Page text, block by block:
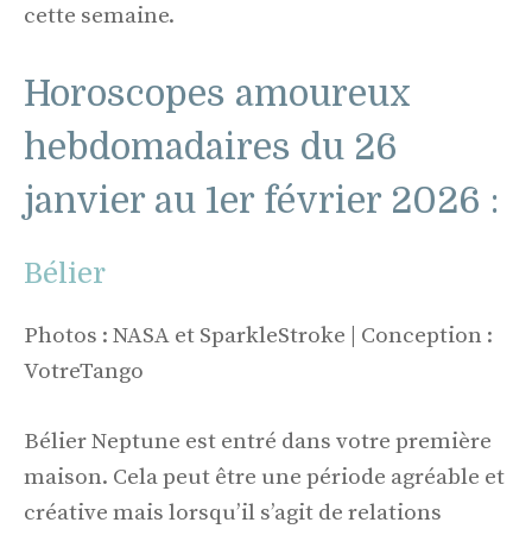
cette semaine.
Horoscopes amoureux
hebdomadaires du 26
janvier au 1er février 2026 :
Bélier
Photos : NASA et SparkleStroke | Conception :
VotreTango
Bélier Neptune est entré dans votre première
maison. Cela peut être une période agréable et
créative mais lorsqu’il s’agit de relations